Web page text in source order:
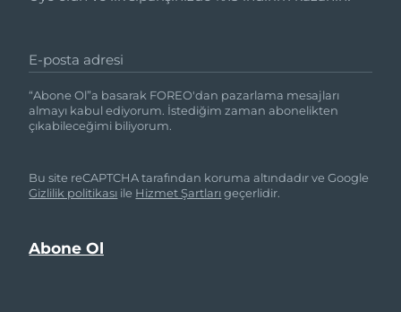
E-posta adresi
“Abone Ol”a basarak FOREO'dan pazarlama mesajları
almayı kabul ediyorum. İstediğim zaman abonelikten
çıkabileceğimi biliyorum.
Bu site reCAPTCHA tarafından koruma altındadır ve Google
Gizlilik politikası ile Hizmet Şartlarıgeçerlidir.